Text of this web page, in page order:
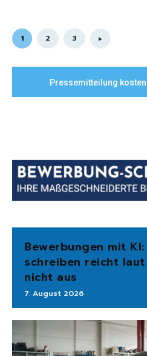
1 2 3
Pressemitteilung
Bewerbungen mit
schreiben reicht
nicht aus
7. August 2026